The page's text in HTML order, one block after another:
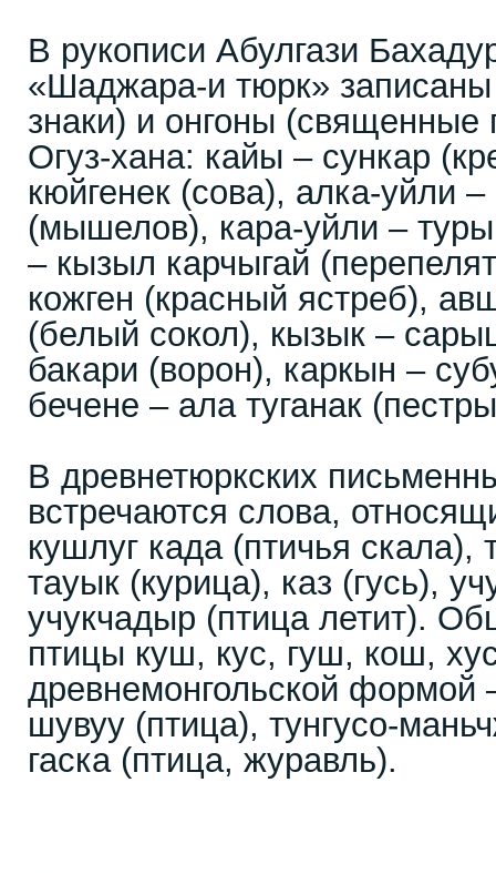
В рукописи Абулгази
«Шаджара-и тюрк»
знаки) и онгоны (священные
Огуз-хана: кайы – сункар
кюйгенек (сова), алка-уйли
(мышелов), кара-уйли –
– кызыл карчыгай
кожген (красный ястреб),
(белый сокол), кызык –
бакари (ворон), каркын –
бечене – ала туганак
В древнетюркских
встречаются слова,
кушлуг када (птичья скала),
тауык (курица), каз (гусь),
учукчадыр (птица летит).
птицы куш, кус, гуш, кош,
древнемонгольской формой
шувуу (птица), тунгусо-
гаска (птица, журавль).